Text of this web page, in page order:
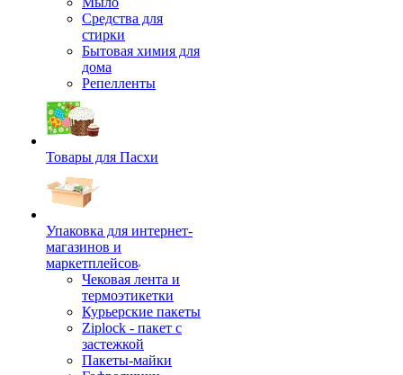
Средства для
стирки
Бытовая химия для
дома
Репелленты
Товары для Пасхи
Упаковка для интернет-
магазинов и
маркетплейсов
Чековая лента и
термоэтикетки
Курьерские пакеты
Ziplock - пакет с
застежкой
Пакеты-майки